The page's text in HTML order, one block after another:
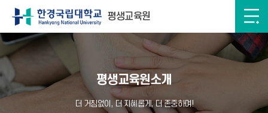
평생교육원
평생교육원소개